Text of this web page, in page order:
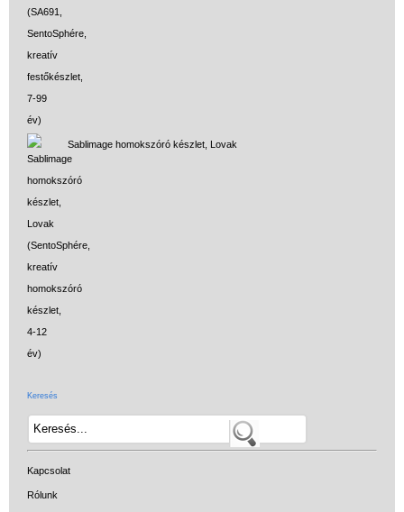
Sablimage homokszóró készlet, Lovak
Keresés
Kapcsolat
Rólunk